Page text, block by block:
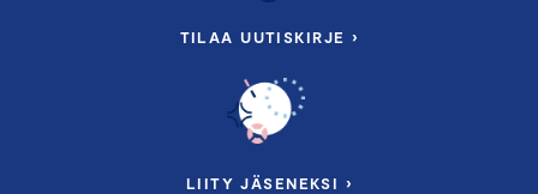
TILAA UUTISKIRJE ›
LIITY JÄSENEKSI ›